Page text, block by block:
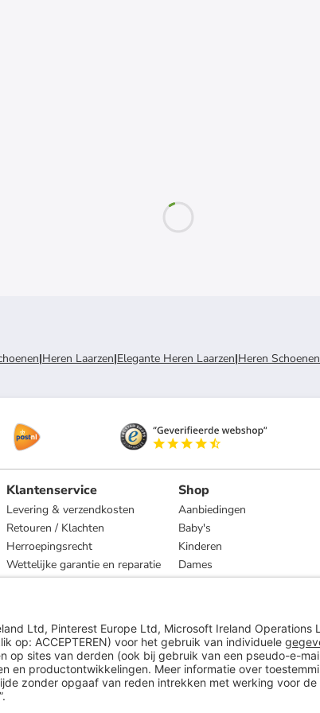
|Heren Laarzen|Elegante Heren Laarzen|Heren Schoenen
Klantenservice
Levering & verzendkosten
Retouren / Klachten
Herroepingsrecht
Wettelijke garantie en reparatie
Shop
Aanbiedingen
Baby's
Kinderen
Dames
Heren